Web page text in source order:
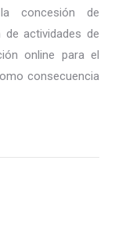
concesión de
de actividades de
online para el
consecuencia